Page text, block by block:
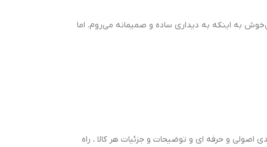
به اینکه به دیداری ساده و صمیمانه می‌روم. اما
و حرفه ای و توضیحات و جزئیات هر کالا ، راه